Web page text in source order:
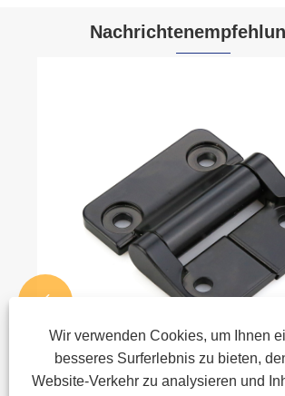

Wir verwenden Cookies, um Ihnen
besseres Surferlebnis zu bieten,
Website-Verkehr zu analysieren und